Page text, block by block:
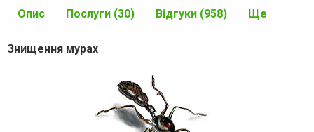
Опис Послуги (30) Відгуки (958) Ще
Знищення мурах